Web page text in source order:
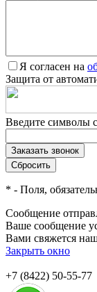
Я согласен на
Защита от
Введите символы
* - Поля,
Сообщение
Ваше сообщение
Вами свяжется
Закрыть окно
+7 (8422) 50-55-77